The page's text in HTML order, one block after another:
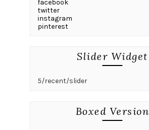
facebook
twitter
instagram
pinterest
Slider Widget
5/recent/slider
Boxed Version